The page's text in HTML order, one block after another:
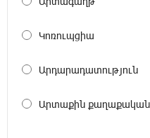
Вайка
Новые
Կոռուպցիա
Արդարադատություն
Արտաքին